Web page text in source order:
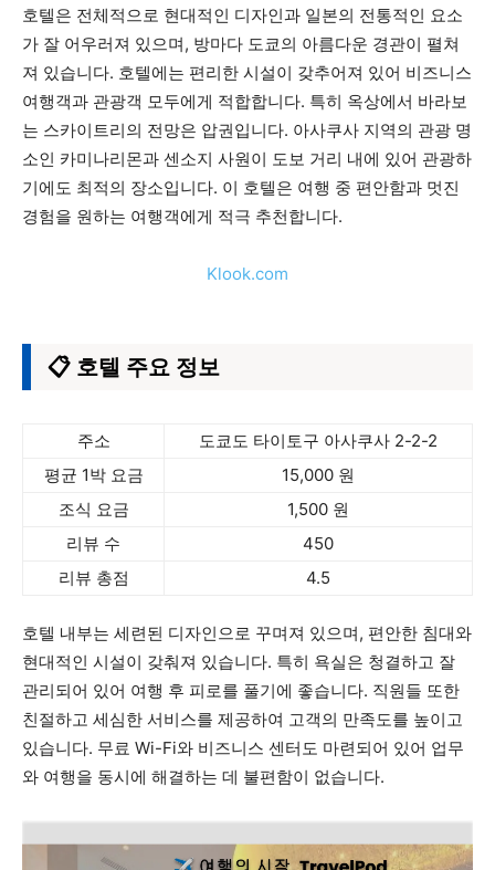
호텔은 전체적으로 현대적인 디자인과 일본의 전통적인 요소
가 잘 어우러져 있으며, 방마다 도쿄의 아름다운 경관이 펼쳐
져 있습니다. 호텔에는 편리한 시설이 갖추어져 있어 비즈니스
여행객과 관광객 모두에게 적합합니다. 특히 옥상에서 바라보
는 스카이트리의 전망은 압권입니다. 아사쿠사 지역의 관광 명
소인 카미나리몬과 센소지 사원이 도보 거리 내에 있어 관광하
기에도 최적의 장소입니다. 이 호텔은 여행 중 편안함과 멋진
경험을 원하는 여행객에게 적극 추천합니다.
Klook.com
📋 호텔 주요 정보
주소
도쿄도 타이토구 아사쿠사 2-2-2
평균 1박 요금
15,000 원
조식 요금
1,500 원
리뷰 수
450
리뷰 총점
4.5
호텔 내부는 세련된 디자인으로 꾸며져 있으며, 편안한 침대와
현대적인 시설이 갖춰져 있습니다. 특히 욕실은 청결하고 잘
관리되어 있어 여행 후 피로를 풀기에 좋습니다. 직원들 또한
친절하고 세심한 서비스를 제공하여 고객의 만족도를 높이고
있습니다. 무료 Wi-Fi와 비즈니스 센터도 마련되어 있어 업무
와 여행을 동시에 해결하는 데 불편함이 없습니다.